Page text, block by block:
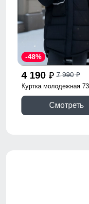
4 190 p 7 990p
-48%
Куртка молодежная
Смотреть